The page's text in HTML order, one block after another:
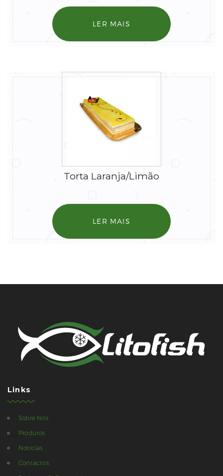
LER MAIS
Torta Laranja/limão
LER MAIS
Links
Sobre Nós
Produtos
Notícias
Contactos